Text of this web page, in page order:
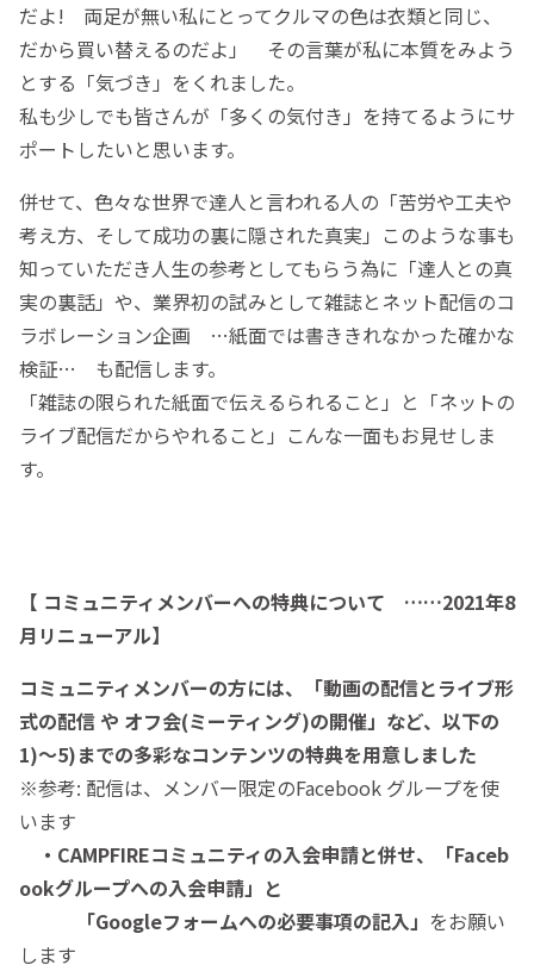
だよ! 両足が無い私にとってクルマの色は衣類と同じ、
だから買い替えるのだよ」 その言葉が私に本質をみよう
とする「気づき」をくれました。
私も少しでも皆さんが「多くの気付き」を持てるようにサ
ポートしたいと思います。
併せて、色々な世界で達人と言われる人の「苦労や工夫や
考え方、そして成功の裏に隠された真実」このような事も
知っていただき人生の参考としてもらう為に「達人との真
実の裏話」や、業界初の試みとして雑誌とネット配信のコ
ラボレーション企画 …紙面では書ききれなかった確かな
検証… も配信します。
「雑誌の限られた紙面で伝えるられること」と「ネットの
ライブ配信だからやれること」こんな一面もお見せしま
す。
【 コミュニティメンバーへの特典について ……2021年8
月リニューアル】
コミュニティメンバーの方には、「動画の配信とライブ形
式の配信 や オフ会(ミーティング)の開催」など、以下の
1)～5)までの多彩なコンテンツの特典を用意しました
※参考: 配信は、メンバー限定のFacebook グループを使
います
・CAMPFIREコミュニティの入会申請と併せ、「Faceb
ookグループへの入会申請」と
「Googleフォームへの必要事項の記入」 をお願い
します